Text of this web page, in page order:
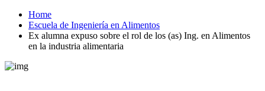
Home
Escuela de Ingeniería en Alimentos
Ex alumna expuso sobre el rol de los (as) Ing. en Alimentos
en la industria alimentaria